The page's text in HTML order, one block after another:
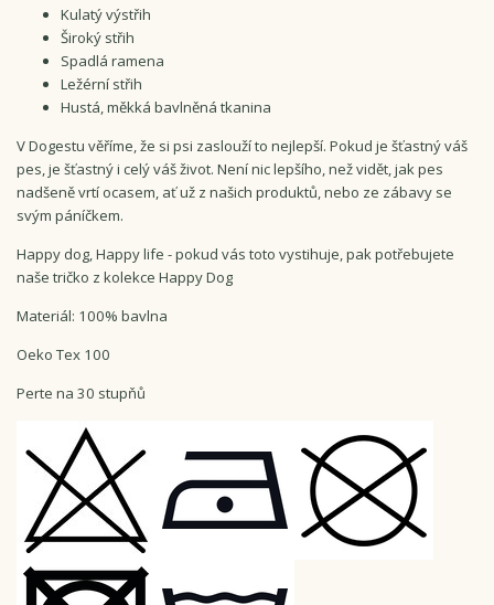
Kulatý výstřih
Široký střih
Spadlá ramena
Ležérní střih
Hustá, měkká bavlněná tkanina
V Dogestu věříme, že si psi zaslouží to nejlepší. Pokud je šťastný váš
pes, je šťastný i celý váš život. Není nic lepšího, než vidět, jak pes
nadšeně vrtí ocasem, ať už z našich produktů, nebo ze zábavy se
svým páníčkem.
Happy dog, Happy life - pokud vás toto vystihuje, pak potřebujete
naše tričko z kolekce Happy Dog
Materiál: 100% bavlna
Oeko Tex 100
Perte na 30 stupňů